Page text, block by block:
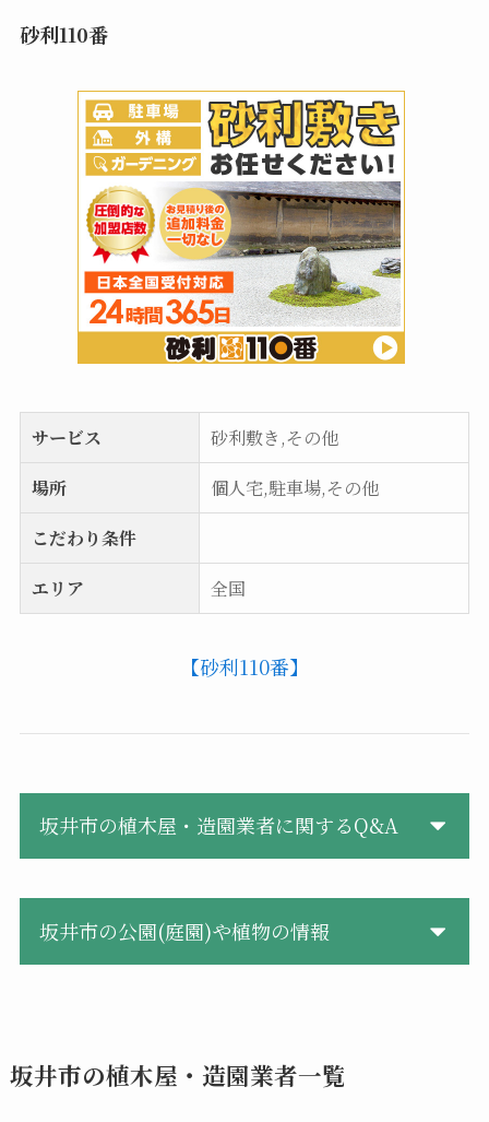
砂利110番
サービス
砂利敷き,その他
場所
個人宅,駐車場,その他
こだわり条件
エリア
全国
【砂利110番】
坂井市の植木屋・造園業者に関するQ&A
坂井市の公園(庭園)や植物の情報
坂井市の植木屋・造園業者一覧